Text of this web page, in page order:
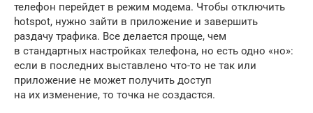
телефон перейдет в режим модема. Чтобы отключить
hotspot, нужно зайти в приложение и завершить
раздачу трафика. Все делается проще, чем
в стандартных настройках телефона, но есть одно «но»:
если в последних выставлено что-то не так или
приложение не может получить доступ
на их изменение, то точка не создастся.